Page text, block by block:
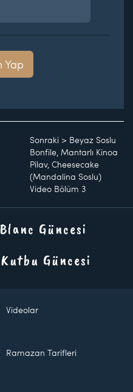
Yap
Sonraki > Beyaz Soslu
Bonfile, Mantarlı Kinoa
Pilav, Cheesecake
(Mandalina Soslu)
Video Bölüm 3
Güncesi
Güncesi
Videolar
Ramazan Tarifleri